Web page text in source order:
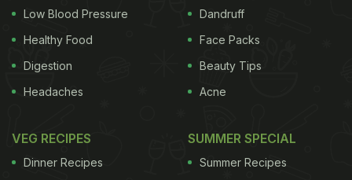
Low Blood Pressure
Healthy Food
Digestion
Headaches
Dandruff
Face Packs
Beauty Tips
Acne
VEG RECIPES
Dinner Recipes
SUMMER SPECIAL
Summer Recipes